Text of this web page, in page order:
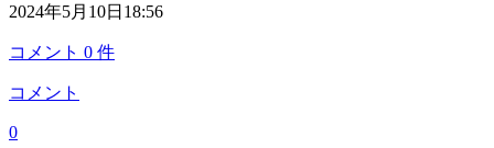
2024年5月10日18:56
コメント 0 件
コメント
0